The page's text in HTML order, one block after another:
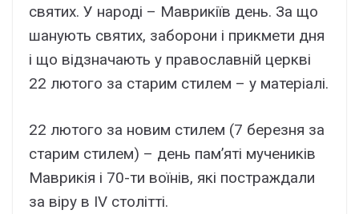
святих. У народі – Маврикіїв день. За що
шанують святих, заборони і прикмети дня
і що відзначають у православній церкві
22 лютого за старим стилем – у матеріалі.
22 лютого за новим стилем (7 березня за
старим стилем) – день пам’яті мучеників
Маврикія і 70-ти воїнів, які постраждали
за віру в IV столітті.